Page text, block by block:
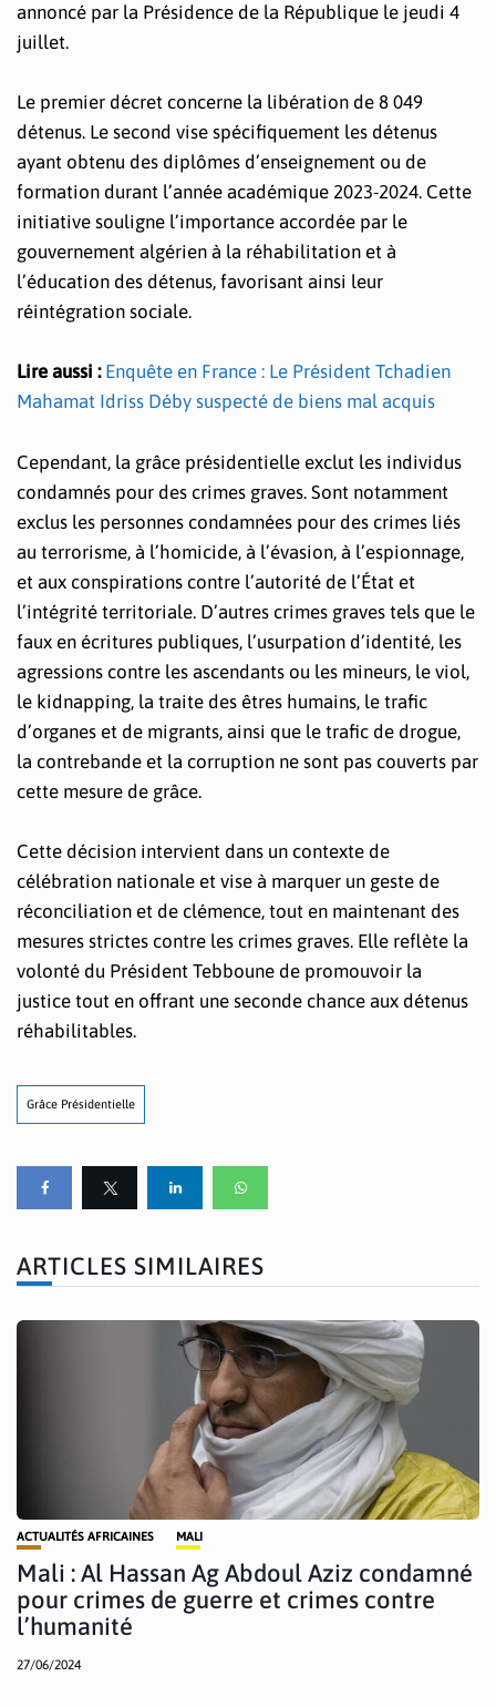
annoncé par la Présidence de la République le jeudi 4
juillet.
Le premier décret concerne la libération de 8 049
détenus. Le second vise spécifiquement les détenus
ayant obtenu des diplômes d’enseignement ou de
formation durant l’année académique 2023-2024. Cette
initiative souligne l’importance accordée par le
gouvernement algérien à la réhabilitation et à
l’éducation des détenus, favorisant ainsi leur
réintégration sociale.
Lire aussi : Enquête en France : Le Président Tchadien
Mahamat Idriss Déby suspecté de biens mal acquis
Cependant, la grâce présidentielle exclut les individus
condamnés pour des crimes graves. Sont notamment
exclus les personnes condamnées pour des crimes liés
au terrorisme, à l’homicide, à l’évasion, à l’espionnage,
et aux conspirations contre l’autorité de l’État et
l’intégrité territoriale. D’autres crimes graves tels que le
faux en écritures publiques, l’usurpation d’identité, les
agressions contre les ascendants ou les mineurs, le viol,
le kidnapping, la traite des êtres humains, le trafic
d’organes et de migrants, ainsi que le trafic de drogue,
la contrebande et la corruption ne sont pas couverts par
cette mesure de grâce.
Cette décision intervient dans un contexte de
célébration nationale et vise à marquer un geste de
réconciliation et de clémence, tout en maintenant des
mesures strictes contre les crimes graves. Elle reflète la
volonté du Président Tebboune de promouvoir la
justice tout en offrant une seconde chance aux détenus
réhabilitables.
Grâce Présidentielle
ARTICLES SIMILAIRES
ACTUALITÉS AFRICAINES MALI
Mali : Al Hassan Ag Abdoul Aziz condamné
pour crimes de guerre et crimes contre
l’humanité
27/06/2024